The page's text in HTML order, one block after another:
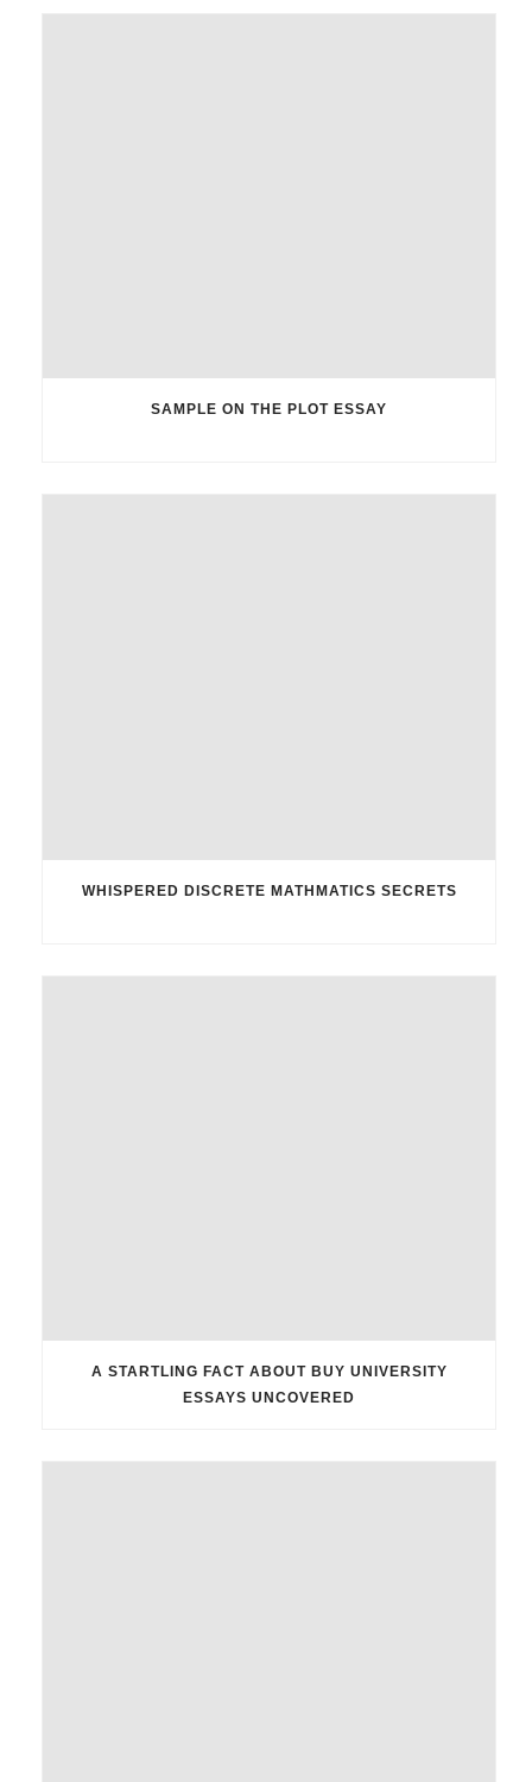
SAMPLE ON THE PLOT ESSAY
WHISPERED DISCRETE MATHMATICS SECRETS
A STARTLING FACT ABOUT BUY UNIVERSITY
ESSAYS UNCOVERED